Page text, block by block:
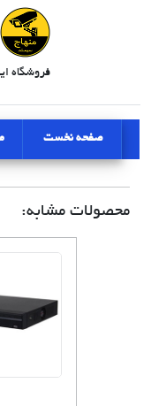
فروشگاه
صفحه نخست
محصولات مشابه: